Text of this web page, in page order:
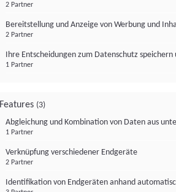
2 Partner
Bereitstellung und Anzeige von Werbung und
2 Partner
Ihre Entscheidungen zum Datenschutz
1 Partner
Features (3)
Abgleichung und Kombination von Daten aus
1 Partner
Verknüpfung verschiedener Endgeräte
2 Partner
Identifikation von Endgeräten anhand